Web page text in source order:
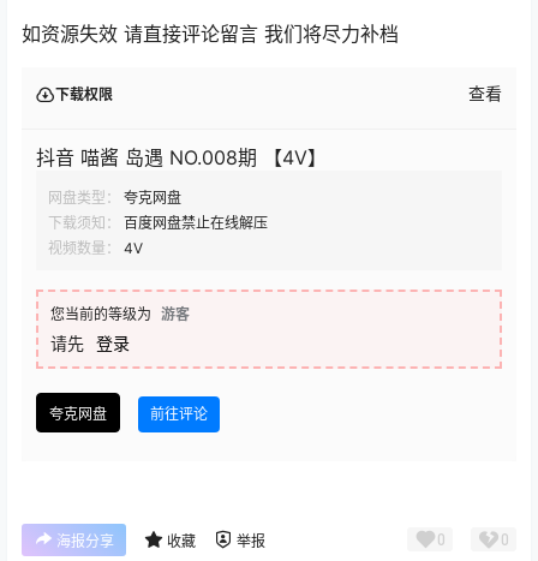
如资源失效 请直接评论留言 我们将尽力补档
下载权限 查看
抖音 喵酱 岛遇 NO.008期 【4V】
网盘类型：
夸克网盘
下载须知：
百度网盘禁止在线解压
视频数量：
4V
您当前的等级为 游客
请先 登录
夸克网盘 前往评论
海报分享 收藏 举报 0 0